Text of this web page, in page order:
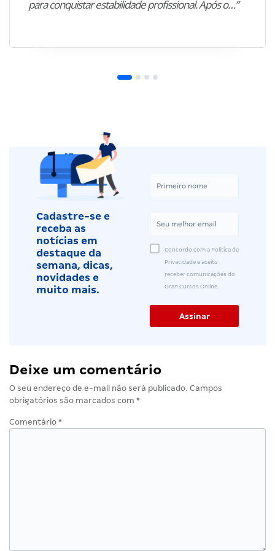
para conquistar estabilidade profissional. Após o…”
Cadastre-se e
receba as
notícias em
destaque da
semana, dicas,
novidades e
muito mais.
Concordo com a Política de
Privacidade e aceito
receber comunicações do
Gran Cursos Online.
Deixe um comentário
O seu endereço de e-mail não será publicado. Campos
obrigatórios são marcados com *
Comentário *